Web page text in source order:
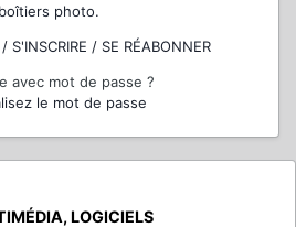
boîtiers photo.
S'INSCRIRE / SE RÉABONNER
avec mot de passe ?
le mot de passe
LOGICIELS